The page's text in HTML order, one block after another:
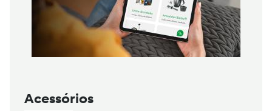
Acessórios